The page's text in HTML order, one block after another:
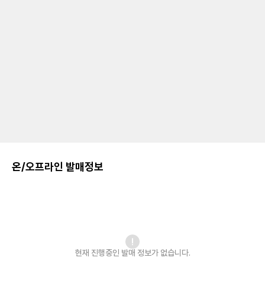
온/오프라인 발매정보
현재 진행중인 발매 정보가 없습니다.